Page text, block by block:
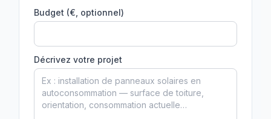
Budget (€, optionnel)
Décrivez votre projet